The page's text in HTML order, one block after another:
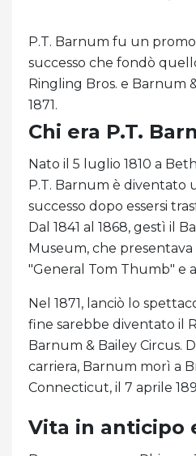
P.T. Barnum fu un
successo che fondò
Ringling Bros. e Barnum
1871.
Chi era P.T.
Nato il 5 luglio 1810 a
P.T. Barnum è diventato
successo dopo essersi
Dal 1841 al 1868, gestì il
Museum, che presentava
"General Tom Thumb" e
Nel 1871, lanciò lo
fine sarebbe diventato il
Barnum & Bailey Circus.
carriera, Barnum morì a
Connecticut, il 7 aprile
Vita in anticipo